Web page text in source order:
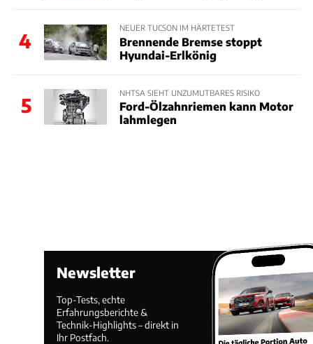
4
NEUER TUCSON IM HÄRTETEST
Brennende Bremse stoppt
Hyundai-Erlkönig
5
NHTSA SIEHT UNZUMUTBARES RISIKO
Ford-Ölzahnriemen kann Motor
lahmlegen
Newsletter
Top-Tests, echte
Erfahrungsberichte &
Technik-Highlights – direkt in
Ihr Postfach.